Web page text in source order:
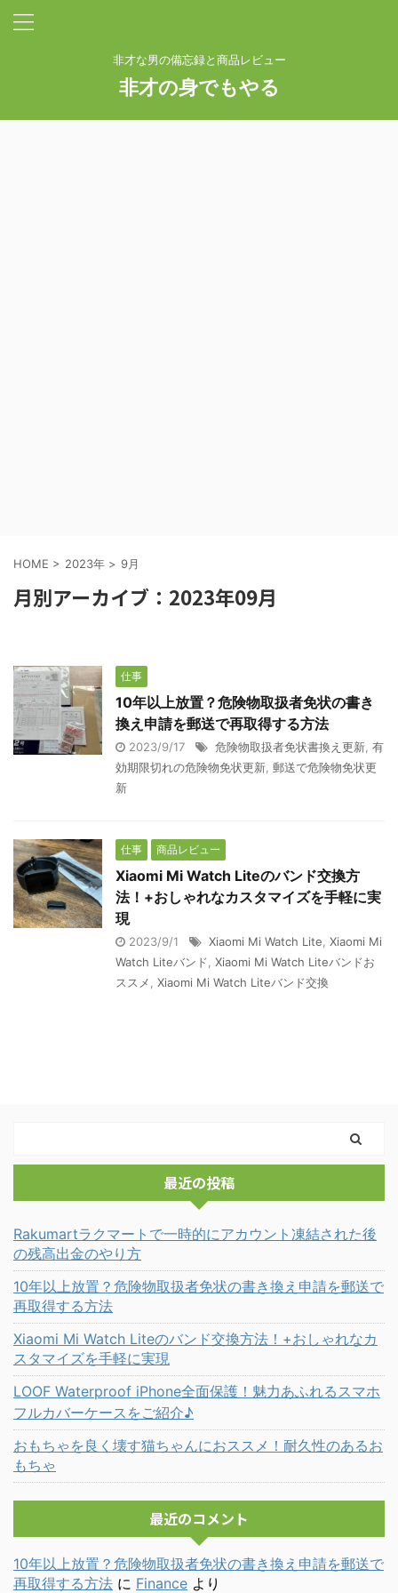
非才な男の備忘録と商品レビュー
非才の身でもやる
HOME > 2023年 > 9月
月別アーカイブ：2023年09月
仕事
10年以上放置？危険物取扱者免状の書き
換え申請を郵送で再取得する方法
2023/9/17 危険物取扱者免状書換え更新 有
効期限切れの危険物免状更新 郵送で危険物免状更
新
仕事 商品レビュー
Xiaomi Mi Watch Liteのバンド交換方
法！+おしゃれなカスタマイズを手軽に実
現
2023/9/1 Xiaomi Mi Watch Lite Xiaomi Mi
Watch Liteバンド Xiaomi Mi Watch Liteバンドお
ススメ
Xiaomi Mi Watch Liteバンド交換
最近の投稿
Rakumartラクマートで一時的にアカウント凍結された後
の残高出金のやり方
10年以上放置？危険物取扱者免状の書き換え申請を郵送で
再取得する方法
Xiaomi Mi Watch Liteのバンド交換方法！+おしゃれなカ
スタマイズを手軽に実現
LOOF Waterproof iPhone全面保護！魅力あふれるスマホ
フルカバーケースをご紹介♪
おもちゃを良く壊す猫ちゃんにおススメ！耐久性のあるお
もちゃ
最近のコメント
10年以上放置？危険物取扱者免状の書き換え申請を郵送で
再取得する方法 に Finance より